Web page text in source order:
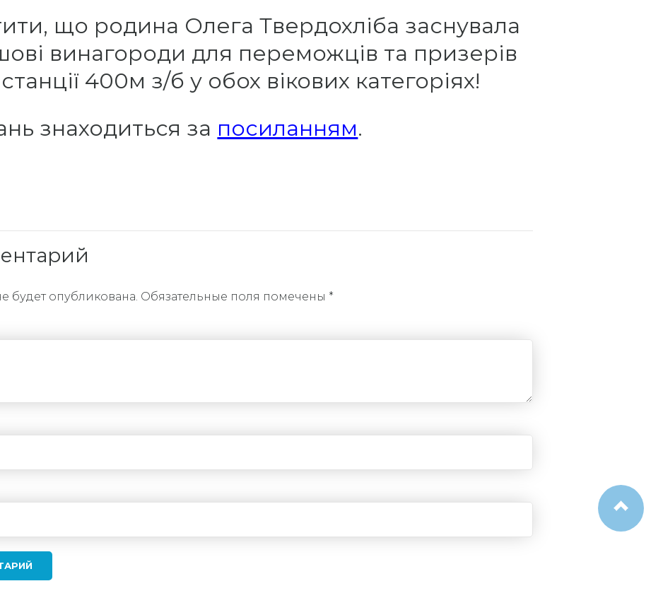
що родина Олега Твердохліба заснувала
винагороди для переможців та призерів
400м з/б у обох вікових категоріях!
знаходиться за посиланням.
будет опубликована. Обязательные поля помечены *